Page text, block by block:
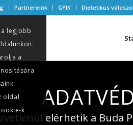
Partnereink GYIK Dietetikus válaszol
elérhetik a
legjobb
a
oldal
k